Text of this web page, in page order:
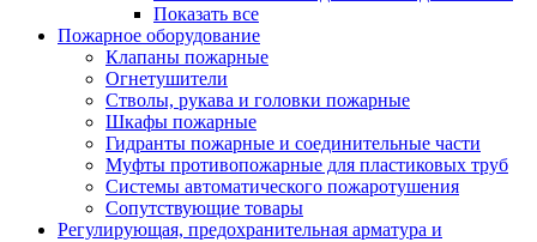
Показать все
Пожарное оборудование
Клапаны пожарные
Огнетушители
Стволы, рукава и головки пожарные
Шкафы пожарные
Гидранты пожарные и соединительные части
Муфты противопожарные для пластиковых труб
Системы автоматического пожаротушения
Сопутствующие товары
Регулирующая, предохранительная арматура и